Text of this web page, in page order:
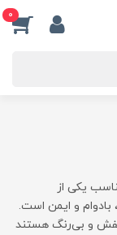
0
یکی از
و ایمن است.
و بی‌رنگ هستند